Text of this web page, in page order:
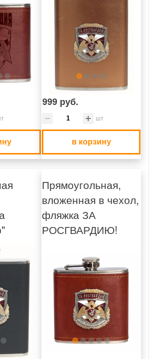
999 руб.
шт
в корзину
Прямоугольная,
вложенная в чехол,
фляжка ЗА
РОСГВАРДИЮ!